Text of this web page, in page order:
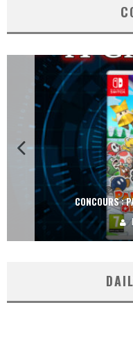
CONCOURS :